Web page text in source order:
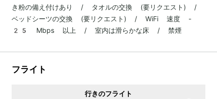
き粉の備え付けあり / タオルの交換 (要リクエスト) /
ベッドシーツの交換 (要リクエスト) / WiFi 速度 -
25 Mbps 以上 / 室内は滑らかな床 / 禁煙
フライト
行きのフライト